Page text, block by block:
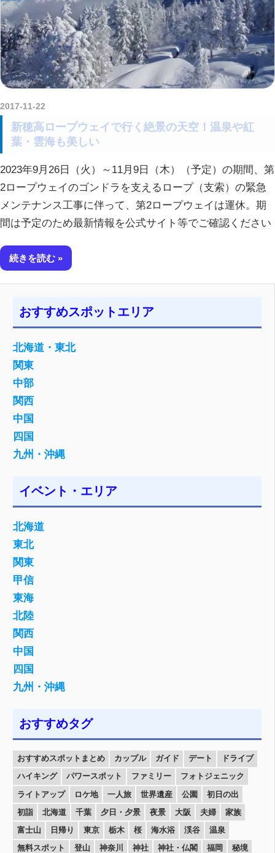
2017-11-22
新穂高ロープウェイで行く絶景の天空！温泉や紅
葉・雲海も美しい
2023年9月26日（火）～11月9日（木）（予定）の期間、第
2ロープウェイのゴンドラを支えるロープ（支索）の緊急
メンテナンス工事に伴って、第2ロープウェイは運休。期
間は予定のため最新情報を公式サイト等でご確認ください
続きを読む
おすすめスポットエリア
北海道・東北
関東
中部
関西
中国
四国
九州・沖縄
イベント・エリア
北海道
東北
関東
甲信
東海
北陸
関西
中国
四国
九州・沖縄
おすすめタグ
おすすめスポットまとめ カップル ガイド デート
ドライブ
ハイキング
パワースポット ファミリー
フォトジェニック
ライトアップ
ロケ地 一人旅 世界遺産 公園
初日の出
初詣
北海道 千葉 夕日・夕景 夜景 大阪 夫婦
家族
富士山
日帰り 東京 栃木 桜 海水浴 渓谷
温泉
無料スポット
登山 神奈川 神社 神社・仏閣 福岡 秘境